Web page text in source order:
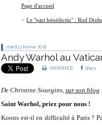
Page d'accueil
Le "pari bénédictin" : Rod
mardi 13 février 2018
Andy Warhol au
IMPRIMER Share
De Christine Sourgins, sur son blog
Saint Warhol, priez pour nous !
Koons est-il en difficulté à Paris ?